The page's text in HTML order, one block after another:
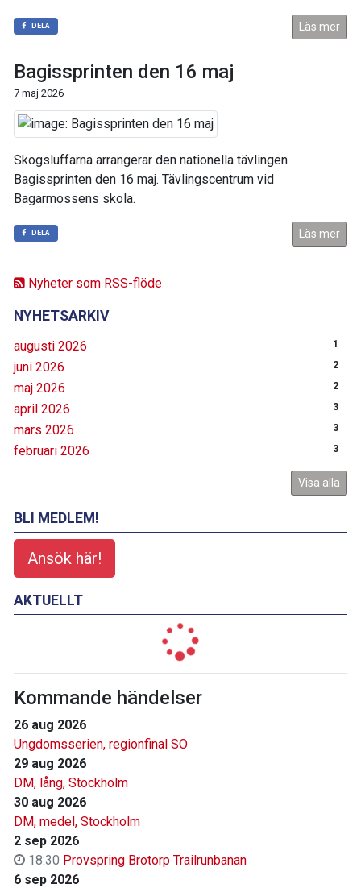
Nyheter som RSS-flöde
NYHETSARKIV
augusti 2026 1
juni 2026 2
maj 2026 2
april 2026 3
mars 2026 3
februari 2026 3
Visa alla
BLI MEDLEM!
Ansök här!
AKTUELLT
Kommande händelser
26 aug 2026
Ungdomsserien, regionfinal SO
29 aug 2026
DM, lång, Stockholm
30 aug 2026
DM, medel, Stockholm
2 sep 2026
18:30 Provspring Brotorp Trailrunbanan
6 sep 2026
DELA Läs mer
Bagissprinten den 16 maj
7 maj 2026
Skogsluffarna arrangerar den nationella tävlingen
Bagissprinten den 16 maj. Tävlingscentrum vid
Bagarmossens skola.
DELA Läs mer